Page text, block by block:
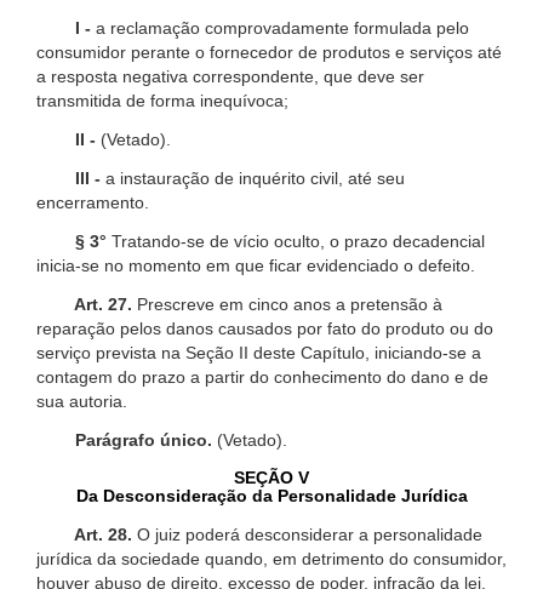
I - a reclamação comprovadamente formulada pelo
consumidor perante o fornecedor de produtos e serviços até
a resposta negativa correspondente, que deve ser
transmitida de forma inequívoca;
II - (Vetado).
III - a instauração de inquérito civil, até seu
encerramento.
§ 3° Tratando-se de vício oculto, o prazo decadencial
inicia-se no momento em que ficar evidenciado o defeito.
Art. 27. Prescreve em cinco anos a pretensão à
reparação pelos danos causados por fato do produto ou do
serviço prevista na Seção II deste Capítulo, iniciando-se a
contagem do prazo a partir do conhecimento do dano e de
sua autoria.
Parágrafo único. (Vetado).
SEÇÃO V
Da Desconsideração da Personalidade Jurídica
Art. 28. O juiz poderá desconsiderar a personalidade
jurídica da sociedade quando, em detrimento do consumidor,
houver abuso de direito, excesso de poder, infração da lei,